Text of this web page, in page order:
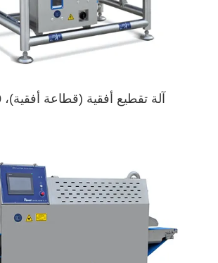
آلة تقطيع أفقية (قطاعة أفقية)، FQJ380